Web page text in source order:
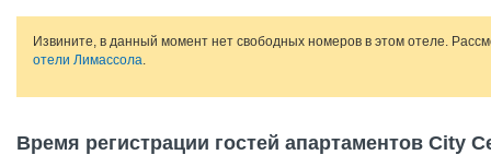
Извините, в данный момент нет свободных номеров в этом отеле.
отели Лимассола.
Время регистрации гостей апартаментов City